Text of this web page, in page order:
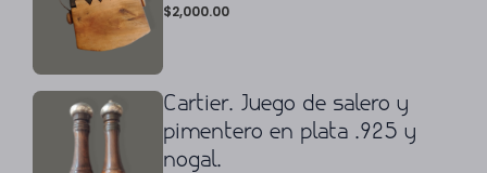
$2,000.00
Cartier. Juego de salero y
pimentero en plata .925 y
nogal.